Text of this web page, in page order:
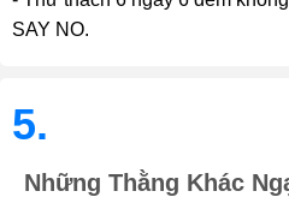
SAY NO.
5.
Những Thằng Khác